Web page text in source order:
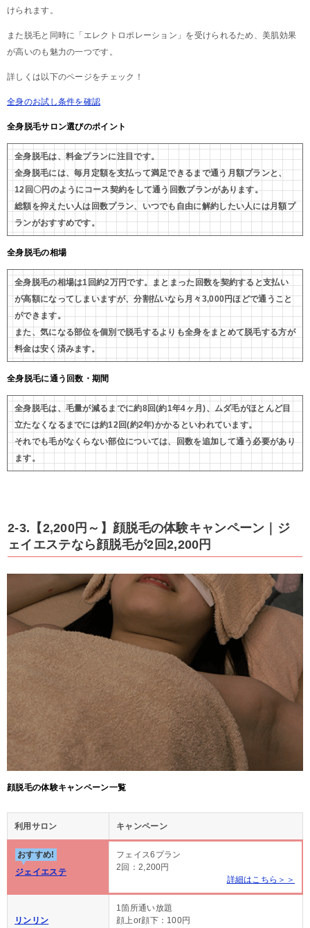
けられます。
また脱毛と同時に「エレクトロポレーション」を受けられるため、美肌効果
が高いのも魅力の一つです。
詳しくは以下のページをチェック！
全身のお試し条件を確認
全身脱毛サロン選びのポイント
全身脱毛は、料金プランに注目です。
全身脱毛には、毎月定額を支払って満足できるまで通う月額プランと、
12回〇円のようにコース契約をして通う回数プランがあります。
総額を抑えたい人は回数プラン、いつでも自由に解約したい人には月額プ
ランがおすすめです。
全身脱毛の相場
全身脱毛の相場は1回約2万円です。まとまった回数を契約すると支払い
が高額になってしまいますが、分割払いなら月々3,000円ほどで通うこと
ができます。
また、気になる部位を個別で脱毛するよりも全身をまとめて脱毛する方が
料金は安く済みます。
全身脱毛に通う回数・期間
全身脱毛は、毛量が減るまでに約8回(約1年4ヶ月)、ムダ毛がほとんど目
立たなくなるまでには約12回(約2年)かかるといわれています。
それでも毛がなくらない部位については、回数を追加して通う必要があり
ます。
2-3.【2,200円～】顔脱毛の体験キャンペーン｜ジ
ェイエステなら顔脱毛が2回2,200円
顔脱毛の体験キャンペーン一覧
利用サロン キャンペーン
おすすめ!
ジェイエステ
フェイス6プラン
2回：2,200円
詳細はこちら＞＞
リンリン
1箇所通い放題
顔上or顔下：100円